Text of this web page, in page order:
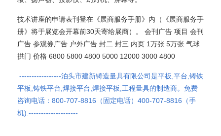
技术讲座的申请表刊登在《展商服务手册》内（《展商服务手
册》将于展览会开幕前30天寄给展商）。 会刊广告 项目 会刊
广告 参观券广告 户外广告 封二 封三 内页 1万张 5万张 气球
拱门 价格 6800 5800 4800 5000 12000 3000 4800
-----------------泊头市建新铸造量具有限公司是平板,平台,铸铁
平板,铸铁平台,焊接平台,焊接平板,工程量具的制造商。免费
咨询电话：800-707-8816（固定电话）400-707-8816（手
机).--------------------